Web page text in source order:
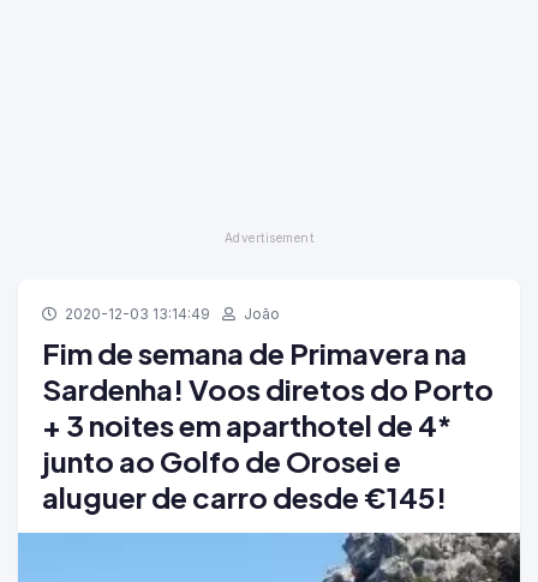
2020-12-03 13:14:49 João
Fim de semana de Primavera na
Sardenha! Voos diretos do Porto
+ 3 noites em aparthotel de 4*
junto ao Golfo de Orosei e
aluguer de carro desde €145!